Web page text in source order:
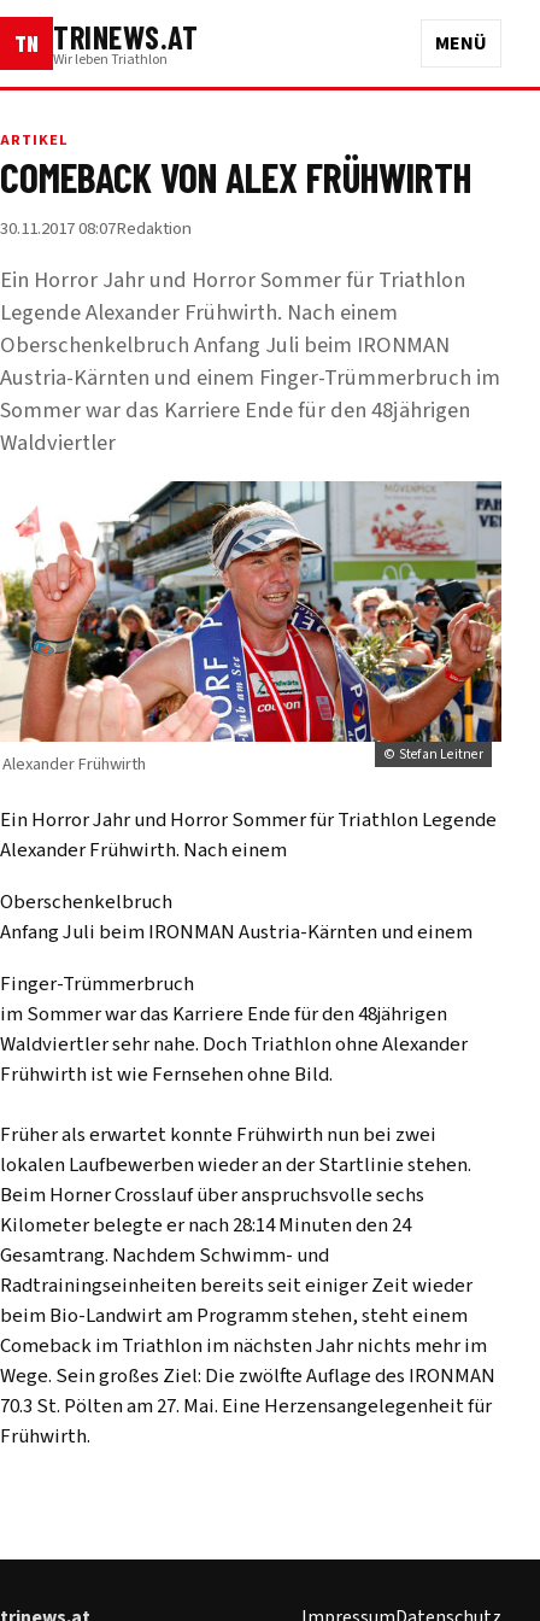
TN TRINEWS.AT
Wir leben Triathlon
MENÜ
ARTIKEL
COMEBACK VON ALEX FRÜHWIRTH
30.11.2017 08:07Redaktion
Ein Horror Jahr und Horror Sommer für Triathlon
Legende Alexander Frühwirth. Nach einem
Oberschenkelbruch Anfang Juli beim IRONMAN
Austria-Kärnten und einem Finger-Trümmerbruch im
Sommer war das Karriere Ende für den 48jährigen
Waldviertler
© Stefan Leitner
Alexander Frühwirth
Ein Horror Jahr und Horror Sommer für Triathlon Legende
Alexander Frühwirth. Nach einem
Oberschenkelbruch
Anfang Juli beim IRONMAN Austria-Kärnten und einem
Finger-Trümmerbruch
im Sommer war das Karriere Ende für den 48jährigen
Waldviertler sehr nahe. Doch Triathlon ohne Alexander
Frühwirth ist wie Fernsehen ohne Bild.
Früher als erwartet konnte Frühwirth nun bei zwei
lokalen Laufbewerben wieder an der Startlinie stehen.
Beim Horner Crosslauf über anspruchsvolle sechs
Kilometer belegte er nach 28:14 Minuten den 24
Gesamtrang. Nachdem Schwimm- und
Radtrainingseinheiten bereits seit einiger Zeit wieder
beim Bio-Landwirt am Programm stehen, steht einem
Comeback im Triathlon im nächsten Jahr nichts mehr im
Wege. Sein großes Ziel: Die zwölfte Auflage des IRONMAN
70.3 St. Pölten am 27. Mai. Eine Herzensangelegenheit für
Frühwirth.